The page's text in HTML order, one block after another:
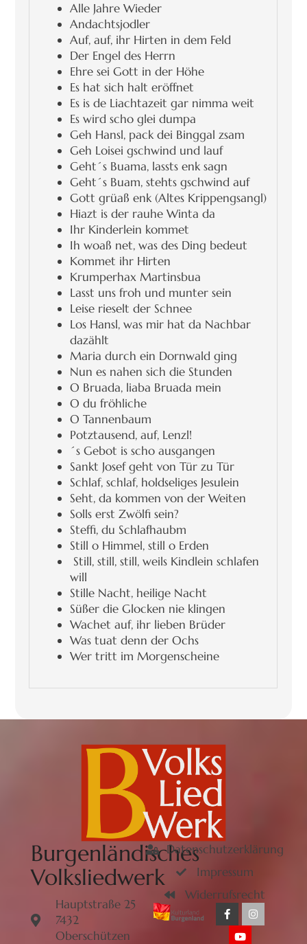
Alle Jahre Wieder
Andachtsjodler
Auf, auf, ihr Hirten in dem Feld
Der Engel des Herrn
Ehre sei Gott in der Höhe
Es hat sich halt eröffnet
Es is de Liachtazeit gar nimma weit
Es wird scho glei dumpa
Geh Hansl, pack dei Binggal zsam
Geh Loisei gschwind und lauf
Geht´s Buama, lassts enk sagn
Geht´s Buam, stehts gschwind auf
Gott grüaß enk (Altes Krippengsangl)
Hiazt is der rauhe Winta da
Ihr Kinderlein kommet
Ih woaß net, was des Ding bedeut
Kommet ihr Hirten
Krumperhax Martinsbua
Lasst uns froh und munter sein
Leise rieselt der Schnee
Los Hansl, was mir hat da Nachbar
dazählt
Maria durch ein Dornwald ging
Nun es nahen sich die Stunden
O Bruada, liaba Bruada mein
O du fröhliche
O Tannenbaum
Potztausend, auf, Lenzl!
´s Gebot is scho ausgangen
Sankt Josef geht von Tür zu Tür
Schlaf, schlaf, holdseliges Jesulein
Seht, da kommen von der Weiten
Solls erst Zwölfi sein?
Steffi, du Schlafhaubm
Still o Himmel, still o Erden
Still, still, still, weils Kindlein schlafen
will
Stille Nacht, heilige Nacht
Süßer die Glocken nie klingen
Wachet auf, ihr lieben Brüder
Was tuat denn der Ochs
Wer tritt im Morgenscheine
Burgenländisches
Volksliedwerk
Hauptstraße 25
7432
Oberschützen
Datenschutzerklärung
Impressum
Widerrufsrecht